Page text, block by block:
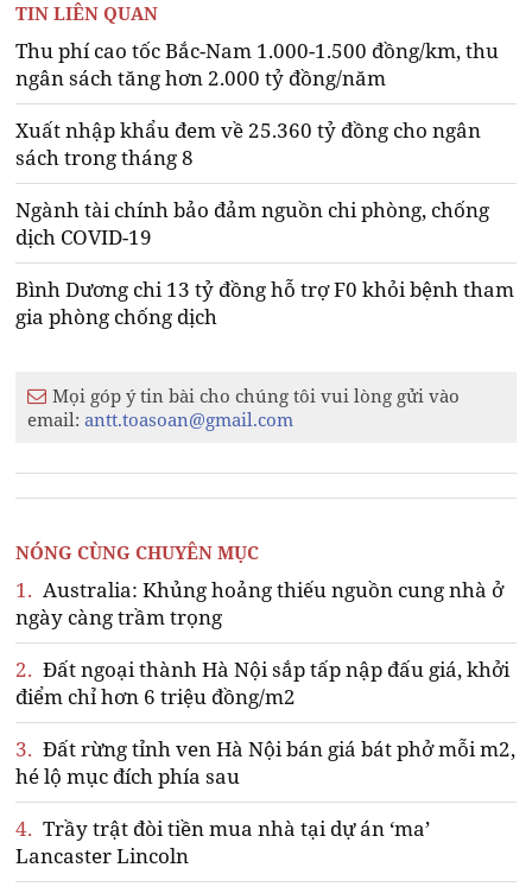
TIN LIÊN QUAN
Thu phí cao tốc Bắc-Nam 1.000-1.500 đồng/km, thu
ngân sách tăng hơn 2.000 tỷ đồng/năm
Xuất nhập khẩu đem về 25.360 tỷ đồng cho ngân
sách trong tháng 8
Ngành tài chính bảo đảm nguồn chi phòng, chống
dịch COVID-19
Bình Dương chi 13 tỷ đồng hỗ trợ F0 khỏi bệnh tham
gia phòng chống dịch
Mọi góp ý tin bài cho chúng tôi vui lòng gửi vào
email:antt.toasoan@gmail.com
NÓNG CÙNG CHUYÊN MỤC
1. Australia: Khủng hoảng thiếu nguồn cung nhà ở
ngày càng trầm trọng
2. Đất ngoại thành Hà Nội sắp tấp nập đấu giá, khởi
điểm chỉ hơn 6 triệu đồng/m2
3. Đất rừng tỉnh ven Hà Nội bán giá bát phở mỗi m2,
hé lộ mục đích phía sau
4. Trầy trật đòi tiền mua nhà tại dự án ‘ma’
Lancaster Lincoln